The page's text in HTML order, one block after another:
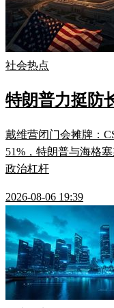
社会热点
特朗普力挺防
戴维营闭门会摊牌：
51%，特朗普与海格
政治杠杆
2026-08-06 19:39